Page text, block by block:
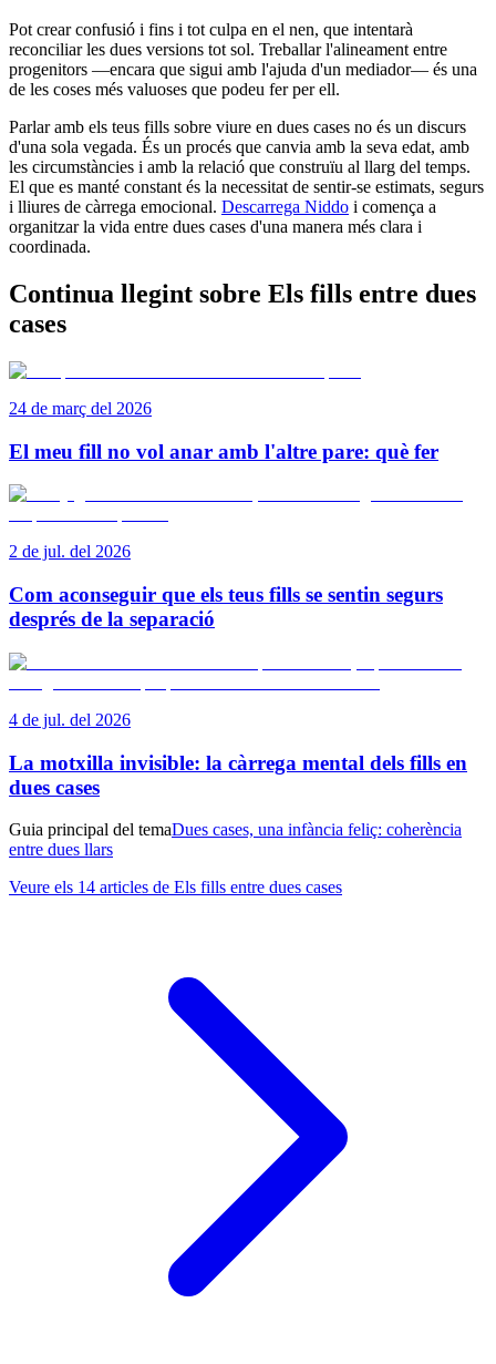
Pot crear confusió i fins i tot culpa en el nen, que intentarà
reconciliar les dues versions tot sol. Treballar l'alineament entre
progenitors —encara que sigui amb l'ajuda d'un mediador— és una
de les coses més valuoses que podeu fer per ell.
Parlar amb els teus fills sobre viure en dues cases no és un discurs
d'una sola vegada. És un procés que canvia amb la seva edat, amb
les circumstàncies i amb la relació que construïu al llarg del temps.
El que es manté constant és la necessitat de sentir-se estimats, segurs
i lliures de càrrega emocional. Descarrega Niddo i comença a
organitzar la vida entre dues cases d'una manera més clara i
coordinada.
Continua llegint sobre Els fills entre dues
cases
24 de març del 2026
El meu fill no vol anar amb l'altre pare: què fer
2 de jul. del 2026
Com aconseguir que els teus fills se sentin segurs
després de la separació
4 de jul. del 2026
La motxilla invisible: la càrrega mental dels fills en
dues cases
Guia principal del temaDues cases, una infància feliç: coherència
entre dues llars
Veure els 14 articles de Els fills entre dues cases